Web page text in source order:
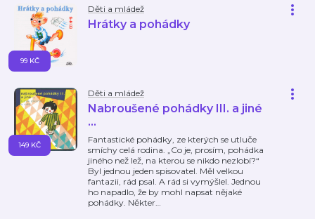
Děti a mládež
Hrátky a pohádky
99 KČ
Děti a mládež
Nabroušené pohádky III. a jiné
…
Fantastické pohádky, ze kterých se utluče
smíchy celá rodina. „Co je, prosím, pohádka
jiného než lež, na kterou se nikdo nezlobí?“
Byl jednou jeden spisovatel. Měl velkou
fantazii, rád psal. A rád si vymýšlel. Jednou
ho napadlo, že by mohl napsat nějaké
pohádky. Někter…
149 KČ